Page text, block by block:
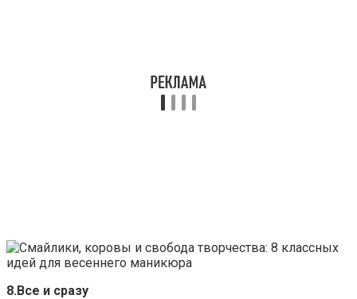
8.Все и сразу